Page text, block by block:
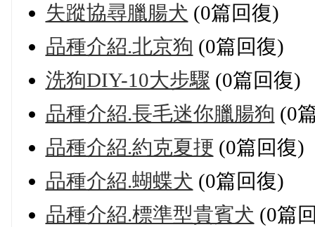
失蹤協尋臘腸犬 (0篇回復)
品種介紹.北京狗 (0篇回復)
洗狗DIY-10大步驟 (0篇回復)
品種介紹.長毛迷你臘腸狗 (0
品種介紹.約克夏挭 (0篇回復)
品種介紹.蝴蝶犬 (0篇回復)
品種介紹.標準型貴賓犬 (0篇